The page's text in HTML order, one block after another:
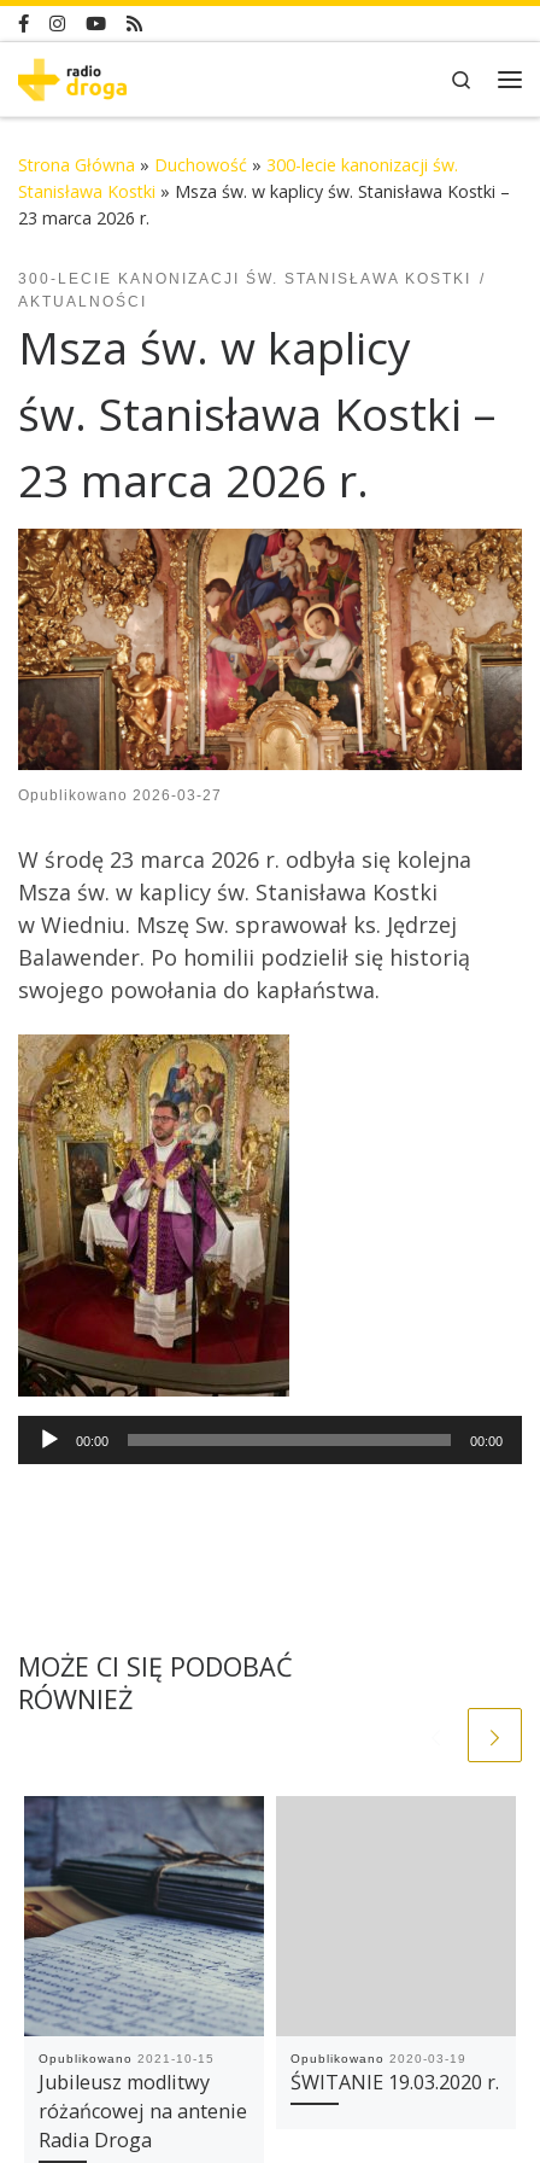
Skip to content
Search
Strona Główna » Duchowość » 300-lecie kanonizacji św.
Stanisława Kostki » Msza św. w kaplicy św. Stanisława Kostki –
23 marca 2026 r.
300-LECIE KANONIZACJI ŚW. STANISŁAWA KOSTKI
AKTUALNOŚCI
Msza św. w kaplicy
św. Stanisława Kostki –
23 marca 2026 r.
Opublikowano 2026-03-27
W środę 23 marca 2026 r. odbyła się kolejna
Msza św. w kaplicy św. Stanisława Kostki
w Wiedniu. Mszę Sw. sprawował ks. Jędrzej
Balawender. Po homilii podzielił się historią
swojego powołania do kapłaństwa.
Audio
Player
00:00 00:00
MOŻE CI SIĘ PODOBAĆ
RÓWNIEŻ
Opublikowano 2021-10-15
Jubileusz modlitwy
różańcowej na antenie
Radia Droga
Opublikowano 2020-03-19
ŚWITANIE 19.03.2020 r.